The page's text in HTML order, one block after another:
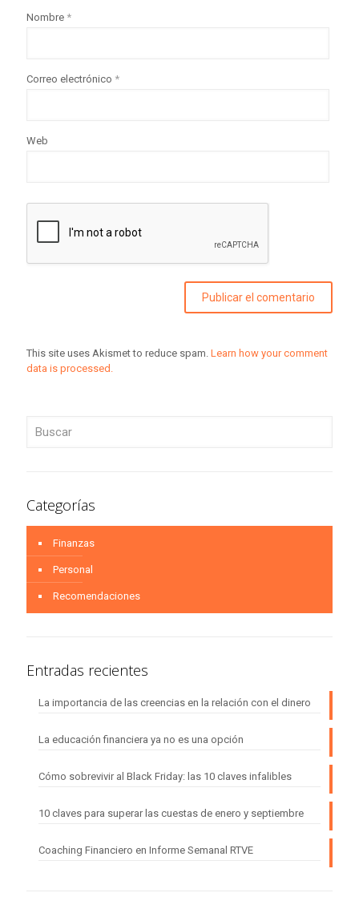
Nombre *
Correo electrónico *
Web
This site uses Akismet to reduce spam. Learn how your comment
data is processed.
Categorías
Finanzas
Personal
Recomendaciones
Entradas recientes
La importancia de las creencias en la relación con el dinero
La educación financiera ya no es una opción
Cómo sobrevivir al Black Friday: las 10 claves infalibles
10 claves para superar las cuestas de enero y septiembre
Coaching Financiero en Informe Semanal RTVE